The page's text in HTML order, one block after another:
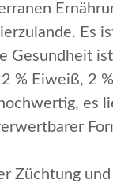
Es
Gesundheit
% Eiweiß, 2
es
Züchtung